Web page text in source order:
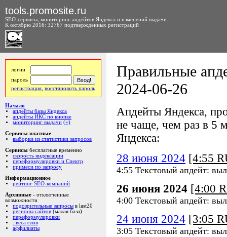
tools.promosite.ru
SEO-сервисы, мониторинг апдейтов Яндекса и изменений выдачи.
К октябрю 2016: 32767 подтвержденных регистраций
логин
пароль
регистрация восстановить пароль
Начало
апдейты базы Яндекса
апдейты ИКС по кнопке
мониторинг выдачи (+)
Сервисы платные
выборки из статистики запросов
Сервисы бесплатные временно
скорость яндексации
переформулировки и Спектр
примеси по запросу
Информационное
рейтинг SEO-компаний
Архивные - отключенные
возможности
подозрительные запросы в last20
регионы сайтов (малая база)
переформулировки
::веса слов
аффилиаты
Правильные
2024-06-26
Апдейты Яндекса,
не чаще, чем раз в 5
Яндекса:
28 июня 2024 [4:55
4:55 Текстовый апдейт:
26 июня 2024 [4:00
4:00 Текстовый апдейт:
24 июня 2024 [3:05
3:05 Текстовый апдейт: